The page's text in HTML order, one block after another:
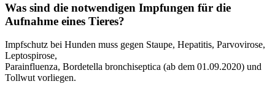
Was sind die notwendigen Impfungen für die
Aufnahme eines Tieres?
Impfschutz bei Hunden muss gegen Staupe, Hepatitis, Parvovirose,
Leptospirose,
Parainfluenza, Bordetella bronchiseptica (ab dem 01.09.2020) und
Tollwut vorliegen.